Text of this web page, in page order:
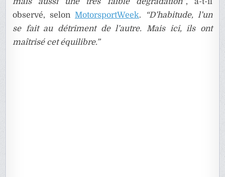
observé, selon MotorsportWeek.
“D’habitude, l’un
se fait au détriment de l’autre. Mais ici, ils ont
maîtrisé cet équilibre.”